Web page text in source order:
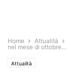
Home Attualità
nel mese di ottobre...
Attualità